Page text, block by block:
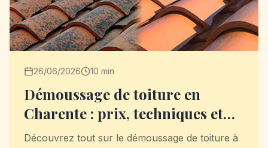
26/06/2026 10 min
Démoussage de toiture en
Charente : prix, techniques et
durée
Découvrez tout sur le démoussage de toiture à